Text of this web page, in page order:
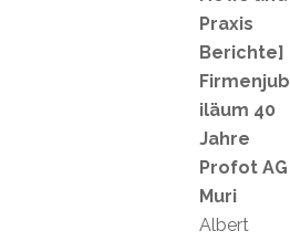
Praxis
Berichte]
Firmenjub
iläum 40
Jahre
Profot AG
Muri
Albert